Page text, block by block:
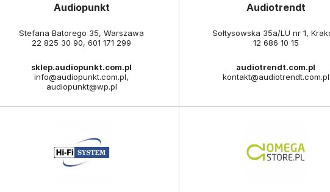
Audiopunkt
Stefana Batorego 35, Warszawa
22 825 30 90,601 171 299
sklep.audiopunkt.com.pl
info@audiopunkt.com.pl,
audiopunkt@wp.pl
Audiotrendt
Sołtysowska 35a/LU nr 1,
12 686 10 15
audiotrendt.com.pl
kontakt@audiotrendt.com.pl